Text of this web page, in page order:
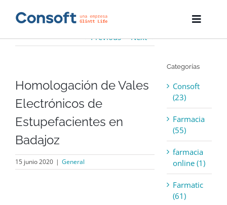
Toggle
Servicios
Blog
Empresa
Previous Next
Homologación de Vales
Electrónicos de
Estupefacientes en
Badajoz
15 junio 2020 | General
Categorías
Consoft
(23)
Farmacia
(55)
farmacia
online (1)
Farmatic
(61)